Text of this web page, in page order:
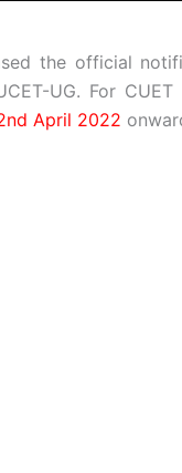
the official
UG. For
April 2022